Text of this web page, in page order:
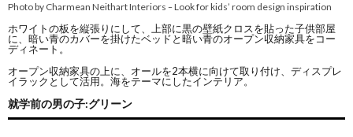
Photo by Charmean Neithart Interiors –Look for kids’ room design inspiration
ホワイトの板を縦張りにして、上部に黒の壁紙クロスを貼った子供部屋
に、暗い青のカバーを掛けたベッドと暗い青のオープン収納家具をコー
ディネート。
オープン収納家具の上に、オールを2本横に向けて取り付け、ディスプレ
イラックとして活用。海をテーマにしたインテリア。
就学前の男の子:グリーン